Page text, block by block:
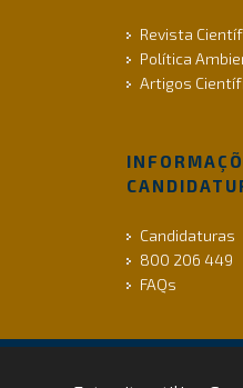
Revista
Política
Artigos
Candidaturas
800 206 449
FAQs